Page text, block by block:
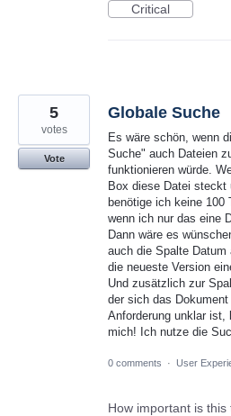
Critical
Globale Suche
Es wäre schön, wenn
Suche" auch Dateien
funktionieren würde.
Box diese Datei steckt
benötige ich keine 100
wenn ich nur das eine
Dann wäre es
auch die Spalte Datum
die neueste Version
Und zusätzlich zur
der sich das
Anforderung unklar
mich! Ich nutze die
5
votes
Vote
0 comments · User
How important is this